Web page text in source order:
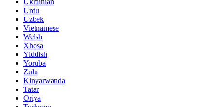
Ukrainian
Urdu
Uzbek
Vietnamese
Welsh
Xhosa
Yiddish
Yoruba
Zulu
Kinyarwanda
Tatar
Oriya